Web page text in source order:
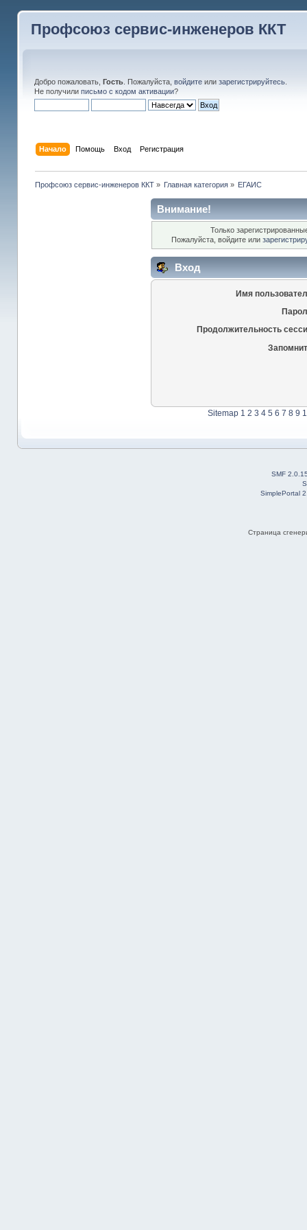
Профсоюз сервис-инженеров ККТ
Добро пожаловать, Гость. Пожалуйста, войдитеили зарегистрируйтесь.
Не получили письмо с кодом активации?
Начало Помощь Вход Регистрация
Профсоюз сервис-инженеров ККТ» Главная категория » ЕГАИС
Внимание!
Только
Пожалуйста, войдите или
Вход
Имя
Продолжительность
Sitemap 1 2 3 4 5 6 7 8 9
SMF
SimplePortal
Страница